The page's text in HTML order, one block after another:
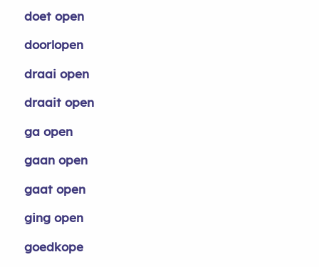
doet open
doorlopen
draai open
draait open
ga open
gaan open
gaat open
ging open
goedkope